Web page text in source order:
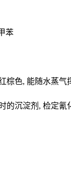
苯
色, 能随水蒸气
沉淀剂, 检定氰